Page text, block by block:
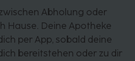
Abholung oder
Hause. Deine Apotheke
per App, sobald deine
bereitstehen oder zu dir